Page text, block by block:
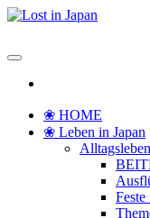
Zum
❀ HOME
❀ Leben in Japan
Feste